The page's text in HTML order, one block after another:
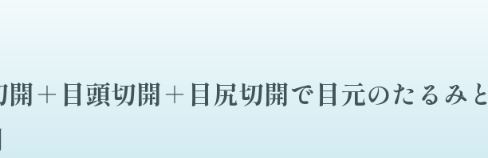
＋目頭切開＋目尻切開で目元のたるみ